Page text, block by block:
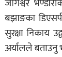
बझाङका
सुरक्षा निकाय
अर्यालले बताउनु